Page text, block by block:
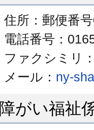
住所：郵便番
電話番号：
ファクシミリ
メール： ny-
障がい福祉